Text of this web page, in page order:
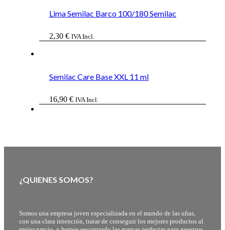
Lima Semilac Barco 100/180 Semilac
2,30 € IVA Incl.
Semilac Care Base XXL 11 ml
16,90 € IVA Incl.
¿QUIENES SOMOS?
Somos una empresa joven especializada en el mundo de las uñas,
con una clara intención, tratar de conseguir los mejores productos al